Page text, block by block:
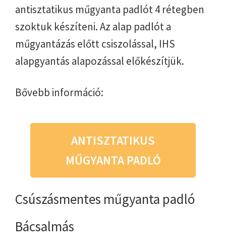
antisztatikus műgyanta padlót 4 rétegben
szoktuk készíteni. Az alap padlót a
műgyantázás előtt csiszolással, IHS
alapgyantás alapozással előkészítjük.
Bővebb információ:
ANTISZTATIKUS
MŰGYANTA PADLÓ
Csúszásmentes műgyanta padló
Bácsalmás